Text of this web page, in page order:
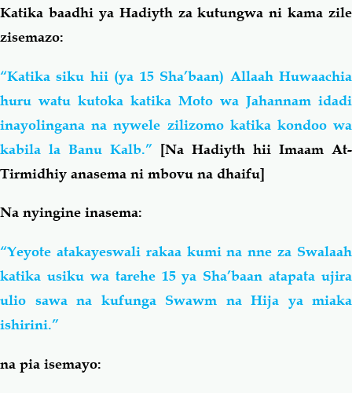
Katika baadhi ya Hadiyth za kutungwa ni kama zile
zisemazo:
“Katika siku hii (ya 15 Sha’baan) Allaah Huwaachia
huru watu kutoka katika Moto wa Jahannam idadi
inayolingana na nywele zilizomo katika kondoo wa
kabila la Banu Kalb.” [Na Hadiyth hii Imaam At-
Tirmidhiy anasema ni mbovu na dhaifu]
Na nyingine inasema:
“Yeyote atakayeswali rakaa kumi na nne za Swalaah
katika usiku wa tarehe 15 ya Sha’baan atapata ujira
ulio sawa na kufunga Swawm na Hija ya miaka
ishirini.”
na pia isemayo: